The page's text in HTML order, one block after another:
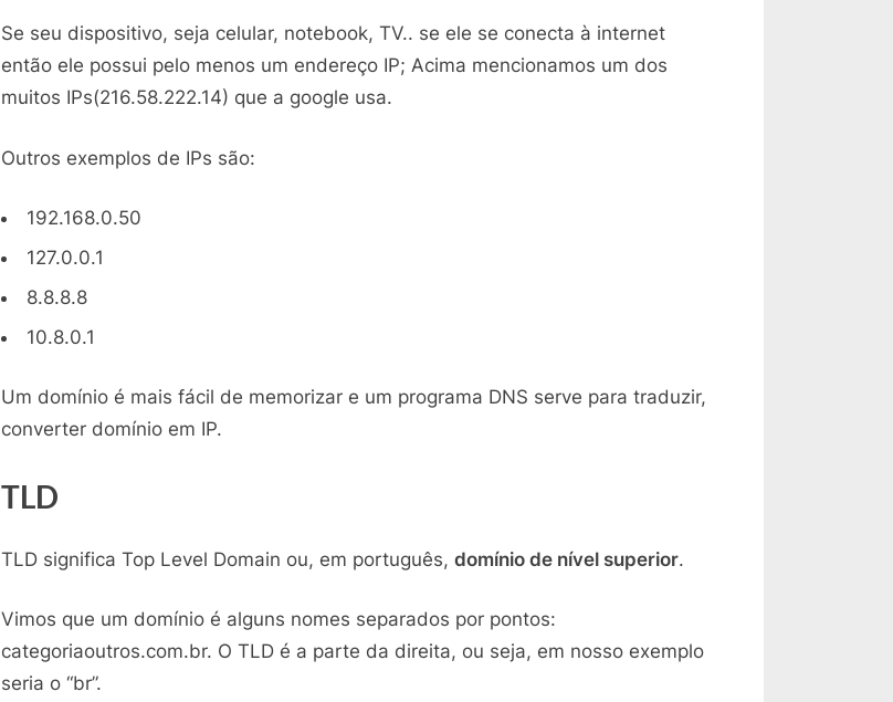
Se seu dispositivo, seja celular, notebook, TV.. se ele se conecta à internet
então ele possui pelo menos um endereço IP; Acima mencionamos um dos
muitos IPs(216.58.222.14) que a google usa.
Outros exemplos de IPs são:
192.168.0.50
127.0.0.1
8.8.8.8
10.8.0.1
Um domínio é mais fácil de memorizar e um programa DNS serve para traduzir,
converter domínio em IP.
TLD
TLD significa Top Level Domain ou, em português, domínio de nível superior.
Vimos que um domínio é alguns nomes separados por pontos:
categoriaoutros.com.br. O TLD é a parte da direita, ou seja, em nosso exemplo
seria o “br”.